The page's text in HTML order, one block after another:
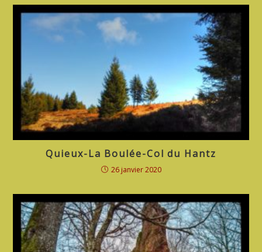
Quieux-La Boulée-Col du Hantz
26 janvier 2020